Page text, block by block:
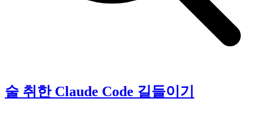
술 취한 Claude Code 길들이기